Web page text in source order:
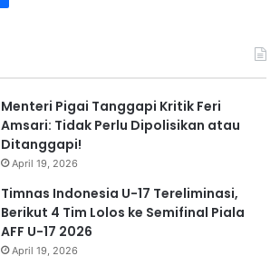
Menteri Pigai Tanggapi Kritik Feri
Amsari: Tidak Perlu Dipolisikan atau
Ditanggapi!
April 19, 2026
Timnas Indonesia U-17 Tereliminasi,
Berikut 4 Tim Lolos ke Semifinal Piala
AFF U-17 2026
April 19, 2026